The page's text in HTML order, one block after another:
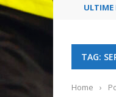
TAG:
Home ›